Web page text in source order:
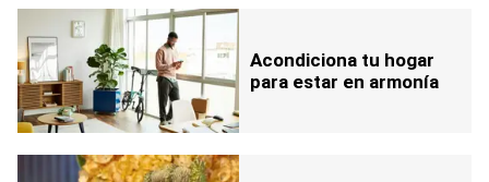
Acondiciona tu hogar
para estar en armonía